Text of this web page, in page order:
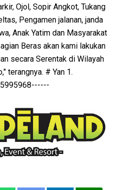
Ojol, Sopir Angkot, Tukang
Pengamen jalanan, janda
Anak Yatim dan Masyarakat
Beras akan kami lakukan
secara Serentak di Wilayah
terangnya. # Yan 1.